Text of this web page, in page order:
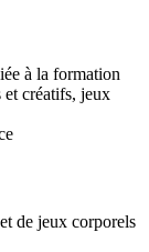
à la formation
et créatifs, jeux
de jeux corporels